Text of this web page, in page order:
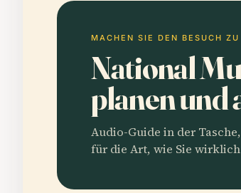
MACHEN SIE DEN BESUCH ZU
National
planen und
Audio-Guide in der
für die Art, wie Sie